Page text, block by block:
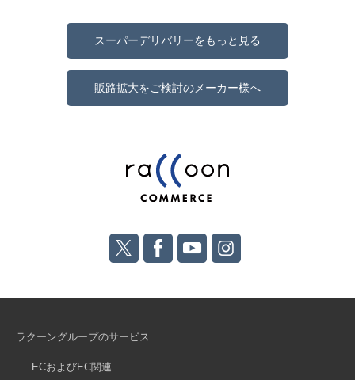
スーパーデリバリーをもっと見る
販路拡大をご検討のメーカー様へ
ラクーングループのサービス
ECおよびEC関連